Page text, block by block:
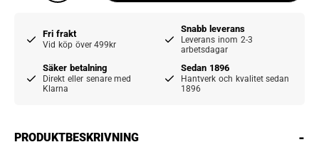
Fri frakt
Vid köp över 499kr
Snabb leverans
Leverans inom 2-3
arbetsdagar
Säker betalning
Direkt eller senare med
Klarna
Sedan 1896
Hantverk och kvalitet sedan
1896
PRODUKTBESKRIVNING -